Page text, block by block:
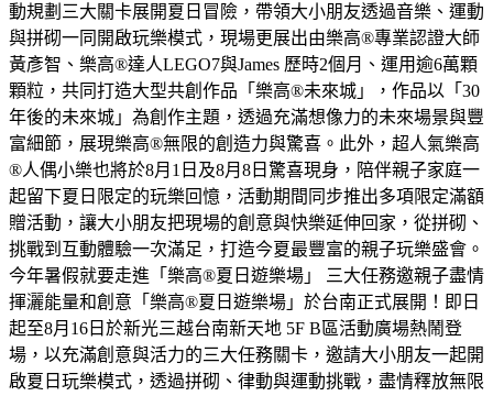
動規劃三大關卡展開夏日冒險，帶領大小朋友透過音樂、運動
與拼砌一同開啟玩樂模式，現場更展出由樂高®專業認證大師
黃彥智、樂高®達人LEGO7與James 歷時2個月、運用逾6萬顆
顆粒，共同打造大型共創作品「樂高®未來城」，作品以「30
年後的未來城」為創作主題，透過充滿想像力的未來場景與豐
富細節，展現樂高®無限的創造力與驚喜。此外，超人氣樂高
®人偶小樂也將於8月1日及8月8日驚喜現身，陪伴親子家庭一
起留下夏日限定的玩樂回憶，活動期間同步推出多項限定滿額
贈活動，讓大小朋友把現場的創意與快樂延伸回家，從拼砌、
挑戰到互動體驗一次滿足，打造今夏最豐富的親子玩樂盛會。
今年暑假就要走進「樂高®夏日遊樂場」 三大任務邀親子盡情
揮灑能量和創意「樂高®夏日遊樂場」於台南正式展開！即日
起至8月16日於新光三越台南新天地 5F B區活動廣場熱鬧登
場，以充滿創意與活力的三大任務關卡，邀請大小朋友一起開
啟夏日玩樂模式，透過拼砌、律動與運動挑戰，盡情釋放無限